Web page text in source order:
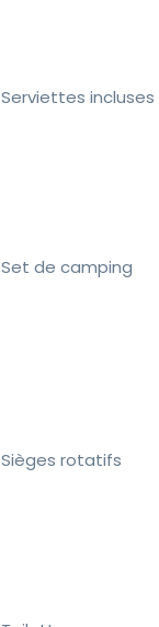
Serviettes incluses
Set de camping
Sièges rotatifs